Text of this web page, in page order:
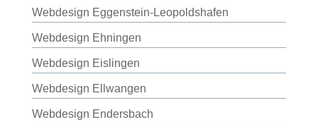
Webdesign Eggenstein-Leopoldshafen
Webdesign Ehningen
Webdesign Eislingen
Webdesign Ellwangen
Webdesign Endersbach